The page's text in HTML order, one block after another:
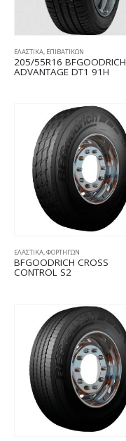
ΕΛΑΣΤΙΚΑ, ΕΠΙΒΑΤΙΚΩΝ
205/55R16 BFGOODRICH
ADVANTAGE DT1 91H
ΕΛΑΣΤΙΚΑ,ΦΟΡΤΗΓΩΝ
BFGOODRICH CROSS
CONTROL S2